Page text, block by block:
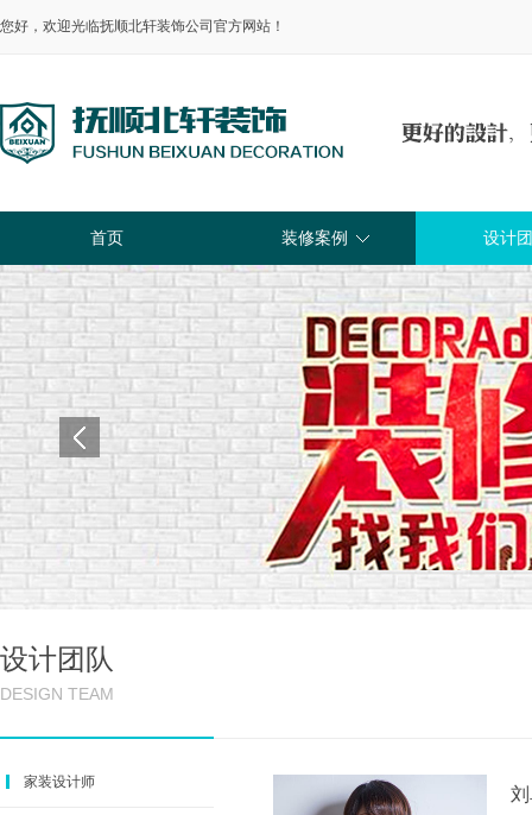
您好，欢迎光临抚顺北轩装饰公司官方网站！
首页 装修案例 设计
设计团队
DESIGN TEAM
家装设计师